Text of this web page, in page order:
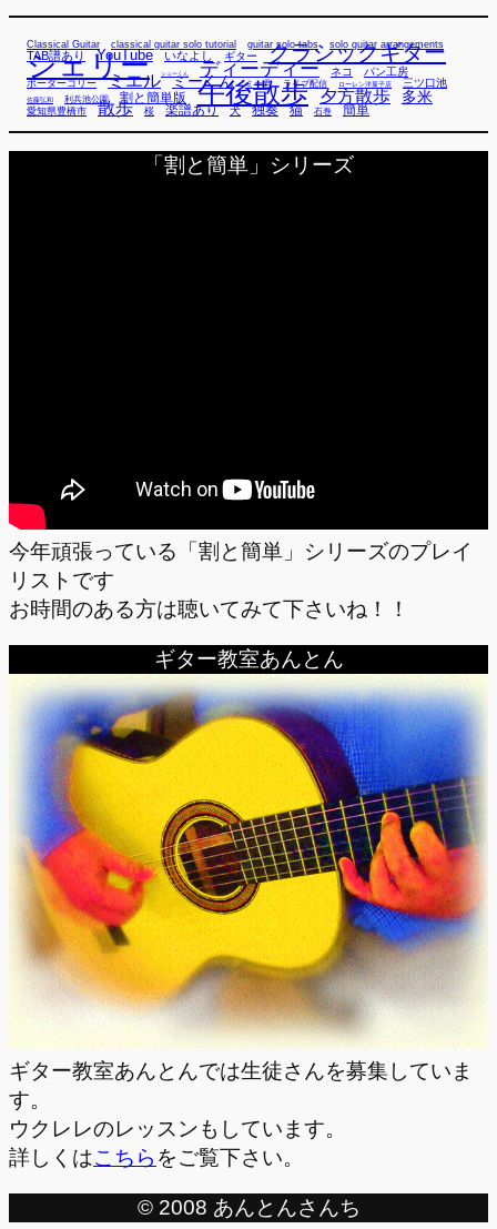
Classical Guitar classical guitar solo tutorial guitar solo tabs solo guitar arrangements
TAB譜あり YouTube いなよし ギター クラシックギター
シェリー シューくん ディーディー ネコ パン工房
ボーダーコリー ミエル ミーくん ミー君 ライブ配信 ローレン洋菓子店 三ツ口池
佐藤弘和 利兵池公園 割と簡単版 午後散歩 夕方散歩 多米
愛知県豊橋市 散歩 桜 楽譜あり 犬 独奏 猫 石巻 簡単
「割と簡単」シリーズ
今年頑張っている「割と簡単」シリーズのプレイ
リストです
お時間のある方は聴いてみて下さいね！！
ギター教室あんとん
ギター教室あんとんでは生徒さんを募集していま
す。
ウクレレのレッスンもしています。
詳しくはこちら をご覧下さい。
© 2008 あんとんさんち